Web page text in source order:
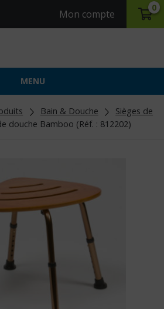
Mon compte
0
MENU
Bain & Douche
Sièges de
douche Bamboo (Réf. : 812202)